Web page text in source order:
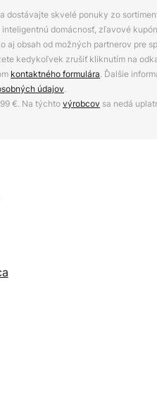
dostávajte skvelé ponuky zo
domácnosť, zľavové
obsah od možných partnerov pre
kedykoľvek zrušiť kliknutím na
kontaktného formulára. Ďalšie
údajov.
€. Na týchtovýrobcov sa nedá